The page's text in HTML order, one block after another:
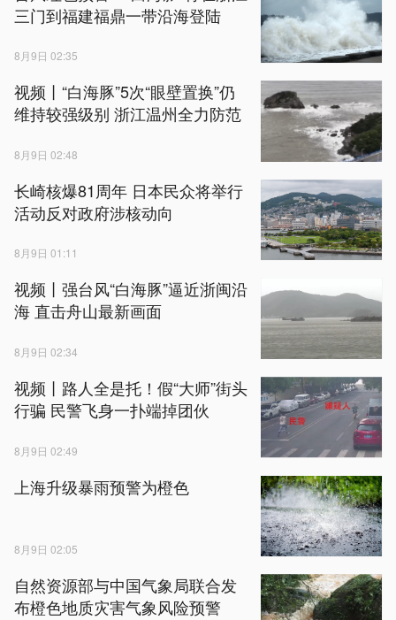
三门到福建福鼎一带沿海登陆
8月9日 02:35
视频丨“白海豚”5次“眼壁置换”仍
维持较强级别 浙江温州全力防范
8月9日 02:48
长崎核爆81周年 日本民众将举行
活动反对政府涉核动向
8月9日 01:11
视频丨强台风“白海豚”逼近浙闽沿
海 直击舟山最新画面
8月9日 02:34
视频丨路人全是托！假“大师”街头
行骗 民警飞身一扑端掉团伙
8月9日 02:49
上海升级暴雨预警为橙色
8月9日 02:05
自然资源部与中国气象局联合发
布橙色地质灾害气象风险预警